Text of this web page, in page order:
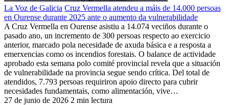
La Voz de Galicia Cruz Vermella atendeu a máis de 14.000 persoas
en Ourense durante 2025 ante o aumento da vulnerabilidade
A Cruz Vermella en Ourense asistiu a 14.074 veciños durante o
pasado ano, un incremento de 300 persoas respecto ao exercicio
anterior, marcado pola necesidade de axuda básica e a resposta a
emerxencias como os incendios forestais. O balance de actividade
aprobado esta semana polo comité provincial revela que a situación
de vulnerabilidade na provincia segue sendo crítica. Del total de
atendidos, 7.793 persoas requiriron apoio directo para cubrir
necesidades fundamentais, como alimentación, vive…
27 de junio de 2026 2 min lectura